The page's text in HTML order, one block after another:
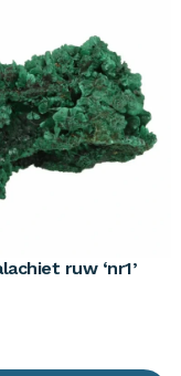
ruw ‘nr1’